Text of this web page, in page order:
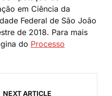
em Ciência da
Federal de São João
de 2018. Para mais
do Processo
NEXT ARTICLE